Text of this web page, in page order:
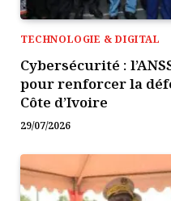
TECHNOLOGIE & DIGITAL
Cybersécurité :
pour renforcer la
Côte d’Ivoire
29/07/2026